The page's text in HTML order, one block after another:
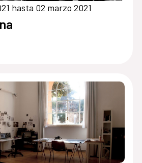
hasta 02 marzo 2021